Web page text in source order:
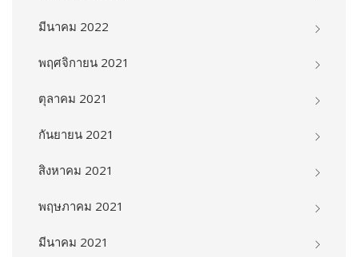
มีนาคม 2022
พฤศจิกายน 2021
ตุลาคม 2021
กันยายน 2021
สิงหาคม 2021
พฤษภาคม 2021
มีนาคม 2021